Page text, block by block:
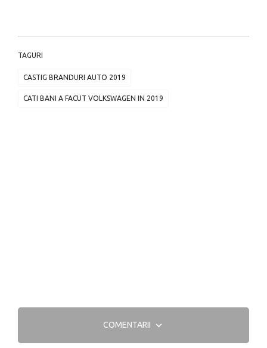
TAGURI
CASTIG BRANDURI AUTO 2019
CATI BANI A FACUT VOLKSWAGEN IN 2019
COMENTARII